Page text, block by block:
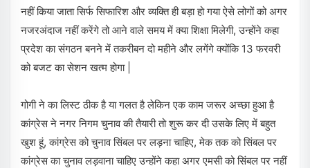
नहीं किया जाता सिर्फ सिफारिश और व्यक्ति ही बड़ा हो गया ऐसे लोगों को अगर
नजरअंदाज नहीं करेंगे तो आने वाले समय में क्या शिक्षा मिलेगी, उन्होंने कहा
प्रदेश का संगठन बनने में तकरीबन दो महीने और लगेंगे क्योंकि 13 फरवरी
को बजट का सेशन खत्म होगा |
गोगी ने का लिस्ट ठीक है या गलत है लेकिन एक काम जरूर अच्छा हुआ है
कांग्रेस ने नगर निगम चुनाव की तैयारी तो शुरू कर दी उसके लिए में बहुत
खुश हूं, कांग्रेस को चुनाव सिंबल पर लड़ना चाहिए, मेक तक को सिंबल पर
कांग्रेस का चुनाव लड़वाना चाहिए उन्होंने कहा अगर एमसी को सिंबल पर नहीं